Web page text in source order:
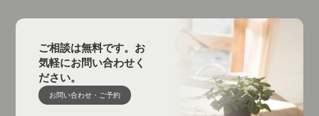
ご相談は無料です。お
気軽にお問い合わせく
ださい。
お問い合わせ・ご予約